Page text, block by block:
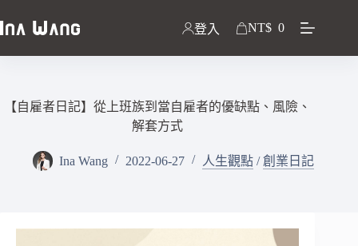
登入 NT$ 0
【自雇者日記】從上班族到當自雇者的優缺點、風險、
解套方式
Ina Wang 2022-06-27 人生觀點 /創業日記